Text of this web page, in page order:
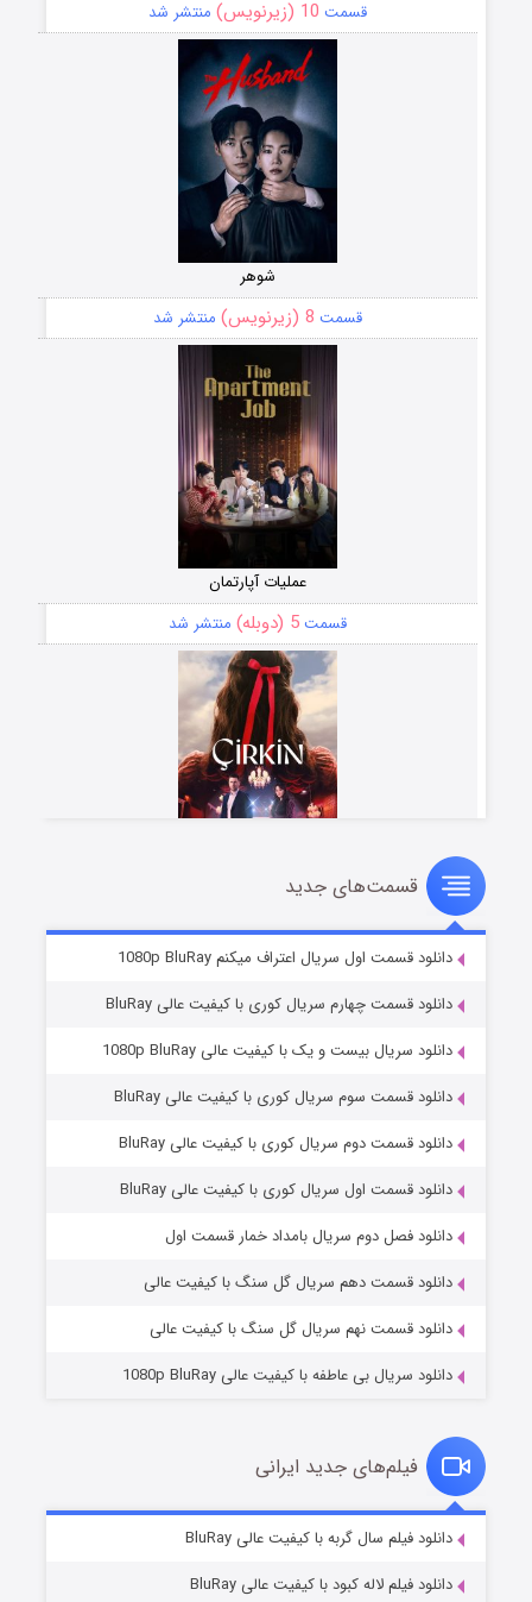
قسمت 10 (زیرنویس) منتشر شد
شوهر
قسمت 8 (زیرنویس) منتشر شد
عملیات آپارتمان
قسمت5 (دوبله) منتشر شد
سریال زشت
قسمت2 (زیرنویس) منتشر شد
مردگان متحرک: شهر مرده ۳
قسمت2 (زیرنویس) منتشر شد
قسمت7 (زیرنویس) منتشر شد
قسمت‌های جدید
دانلود قسمت اول سریال اعتراف میکنم 1080p BluRay
دانلود قسمت چهارم سریال کوری با کیفیت عالی BluRay
دانلود سریال بیست و یک با کیفیت عالی 1080p BluRay
دانلود قسمت سوم سریال کوری با کیفیت عالی BluRay
دانلود قسمت دوم سریال کوری با کیفیت عالی BluRay
دانلود قسمت اول سریال کوری با کیفیت عالی BluRay
دانلود فصل دوم سریال بامداد خمار قسمت اول
دانلود قسمت دهم سریال گل سنگ با کیفیت عالی
دانلود قسمت نهم سریال گل سنگ با کیفیت عالی
دانلود سریال بی عاطفه با کیفیت عالی 1080p BluRay
فیلم‌های جدید ایرانی
دانلود فیلم سال گربه با کیفیت عالی BluRay
دانلود فیلم لاله کبود با کیفیت عالی BluRay